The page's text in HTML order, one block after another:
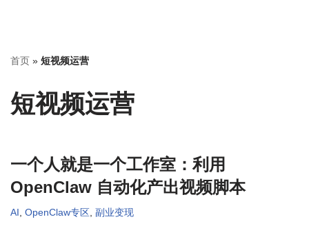
首页 » 短视频运营
短视频运营
一个人就是一个工作室：利用
OpenClaw 自动化产出视频脚本
AI , OpenClaw专区 , 副业变现